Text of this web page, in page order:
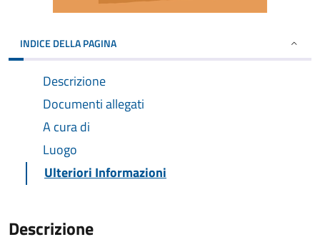
INDICE DELLA PAGINA
Descrizione
Documenti allegati
A cura di
Luogo
Ulteriori Informazioni
Descrizione